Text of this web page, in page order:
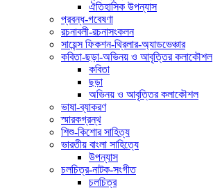
ঐতিহাসিক উপন্যাস
প্রবন্ধ-গবেষণা
রচনাবলী-রচনাসংকলন
সায়েন্স ফিকশন-থ্রিলার-অ্যাডভেঞ্চার
কবিতা-ছড়া-অভিনয় ও আবৃত্তির কলাকৌশল
কবিতা
ছড়া
অভিনয় ও আবৃত্তির কলাকৌশল
ভাষা-ব্যাকরণ
স্মারকগ্রন্থ
শিশু-কিশোর সাহিত্য
ভারতীয় বাংলা সাহিত্যে
উপন্যাস
চলচিত্র-নাটক-সংগীত
চলচিত্র